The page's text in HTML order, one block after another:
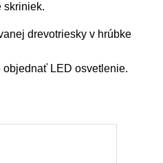
skriniek.
drevotriesky v hrúbke
objednať LED osvetlenie.